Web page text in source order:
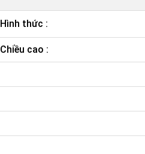
Hình thức :
Chiều cao :